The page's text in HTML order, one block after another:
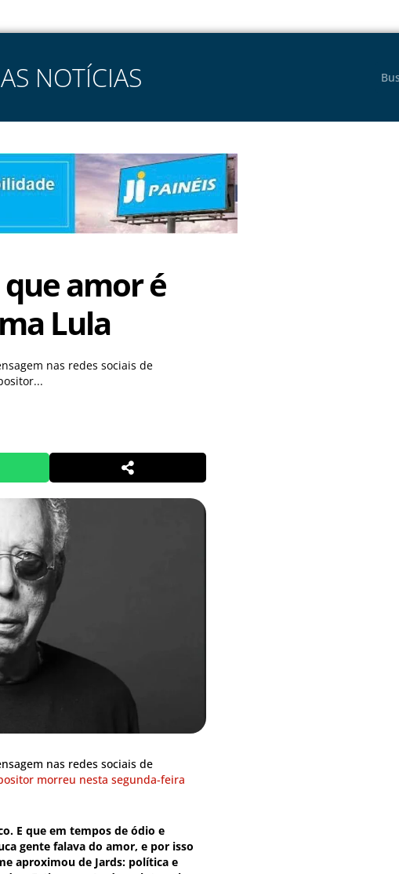
NOTÍCIAS
que amor é
Lula
nas redes sociais de
nas redes sociais de
morreu nesta segunda-feira
E que em tempos de ódio e
gente falava do amor, e por isso
aproximou de Jards: política e